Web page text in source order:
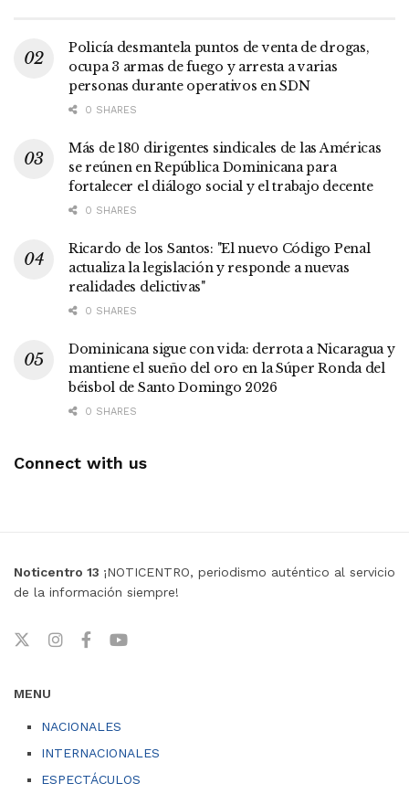
Policía desmantela puntos de venta de drogas,
ocupa 3 armas de fuego y arresta a varias
personas durante operativos en SDN
0 SHARES
Más de 180 dirigentes sindicales de las Américas
se reúnen en República Dominicana para
fortalecer el diálogo social y el trabajo decente
0 SHARES
Ricardo de los Santos: "El nuevo Código Penal
actualiza la legislación y responde a nuevas
realidades delictivas"
0 SHARES
Dominicana sigue con vida: derrota a Nicaragua y
mantiene el sueño del oro en la Súper Ronda del
béisbol de Santo Domingo 2026
0 SHARES
Connect with us
Noticentro 13 ¡NOTICENTRO, periodismo auténtico al servicio
de la información siempre!
MENU
NACIONALES
INTERNACIONALES
ESPECTÁCULOS